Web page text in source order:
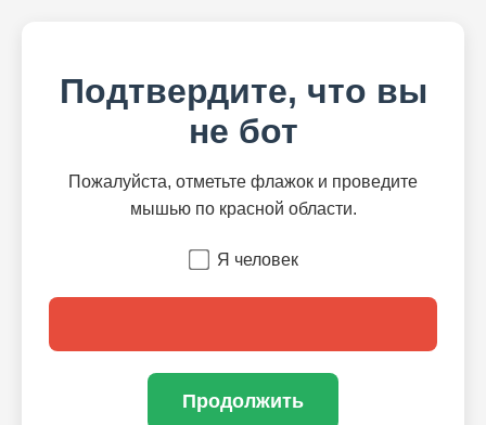
Подтвердите, что вы
не бот
Пожалуйста, отметьте флажок и проведите
мышью по красной области.
Я человек
Продолжить